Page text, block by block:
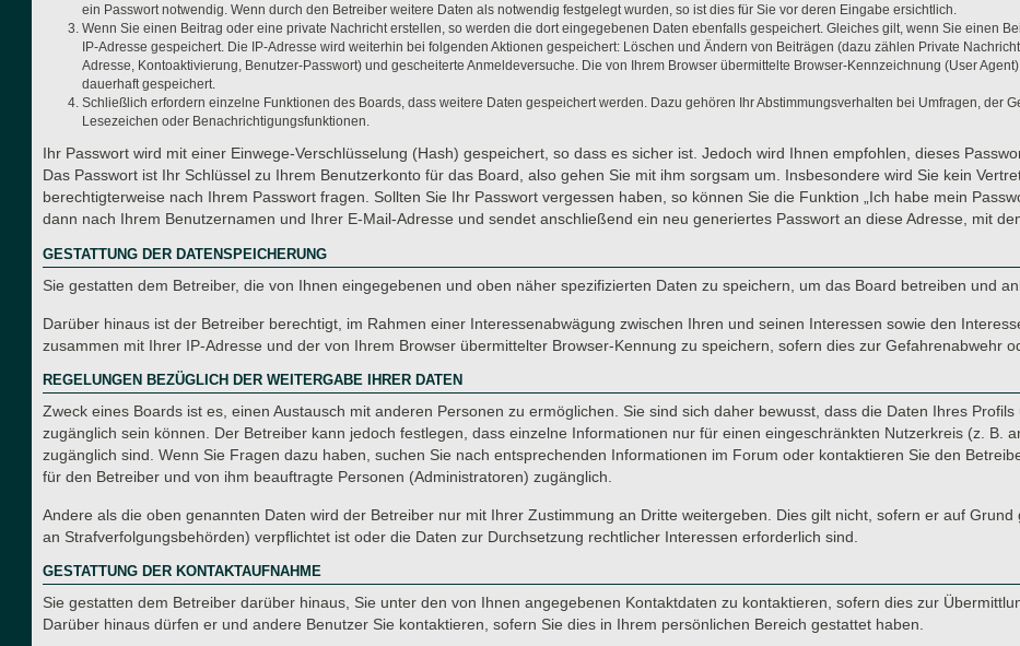
ein Passwort notwendig. Wenn durch den Betreiber weitere Daten als notwendig festgelegt wurden, so ist dies für Sie vor deren Eingabe ersichtlich.
Wenn Sie einen Beitrag oder eine private Nachricht erstellen, so werden die dort eingegebenen Daten ebenfalls gespeichert. Gleiches gilt, wenn Sie einen
IP-Adresse gespeichert. Die IP-Adresse wird weiterhin bei folgenden Aktionen gespeichert: Löschen und Ändern von Beiträgen (dazu zählen Private
Adresse, Kontoaktivierung, Benutzer-Passwort) und gescheiterte Anmeldeversuche. Die von Ihrem Browser übermittelte Browser-Kennzeichnung (User
dauerhaft gespeichert.
Schließlich erfordern einzelne Funktionen des Boards, dass weitere Daten gespeichert werden. Dazu gehören Ihr Abstimmungsverhalten bei Umfragen, der
Lesezeichen oder Benachrichtigungsfunktionen.
Ihr Passwort wird mit einer Einwege-Verschlüsselung (Hash) gespeichert, so dass es sicher ist. Jedoch wird Ihnen empfohlen, dieses
Das Passwort ist Ihr Schlüssel zu Ihrem Benutzerkonto für das Board, also gehen Sie mit ihm sorgsam um. Insbesondere wird Sie kein
berechtigterweise nach Ihrem Passwort fragen. Sollten Sie Ihr Passwort vergessen haben, so können Sie die Funktion „Ich habe mein
dann nach Ihrem Benutzernamen und Ihrer E-Mail-Adresse und sendet anschließend ein neu generiertes Passwort an diese Adresse, mit
GESTATTUNG DER DATENSPEICHERUNG
Sie gestatten dem Betreiber, die von Ihnen eingegebenen und oben näher spezifizierten Daten zu speichern, um das Board betreiben und
Darüber hinaus ist der Betreiber berechtigt, im Rahmen einer Interessenabwägung zwischen Ihren und seinen Interessen sowie den
zusammen mit Ihrer IP-Adresse und der von Ihrem Browser übermittelter Browser-Kennung zu speichern, sofern dies zur Gefahrenabwehr
REGELUNGEN BEZÜGLICH DER WEITERGABE IHRER DATEN
Zweck eines Boards ist es, einen Austausch mit anderen Personen zu ermöglichen. Sie sind sich daher bewusst, dass die Daten Ihres
zugänglich sein können. Der Betreiber kann jedoch festlegen, dass einzelne Informationen nur für einen eingeschränkten Nutzerkreis (z. B.
zugänglich sind. Wenn Sie Fragen dazu haben, suchen Sie nach entsprechenden Informationen im Forum oder kontaktieren Sie den
für den Betreiber und von ihm beauftragte Personen (Administratoren) zugänglich.
Andere als die oben genannten Daten wird der Betreiber nur mit Ihrer Zustimmung an Dritte weitergeben. Dies gilt nicht, sofern er auf
an Strafverfolgungsbehörden) verpflichtet ist oder die Daten zur Durchsetzung rechtlicher Interessen erforderlich sind.
GESTATTUNG DER KONTAKTAUFNAHME
Sie gestatten dem Betreiber darüber hinaus, Sie unter den von Ihnen angegebenen Kontaktdaten zu kontaktieren, sofern dies zur
Darüber hinaus dürfen er und andere Benutzer Sie kontaktieren, sofern Sie dies in Ihrem persönlichen Bereich gestattet haben.